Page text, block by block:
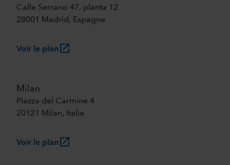
Calle Serrano 47, planta 12
28001 Madrid, Espagne
Voir le plan launch
Milan
Piazza del Carmine 4
20121 Milan, Italie
Voir le plan launch